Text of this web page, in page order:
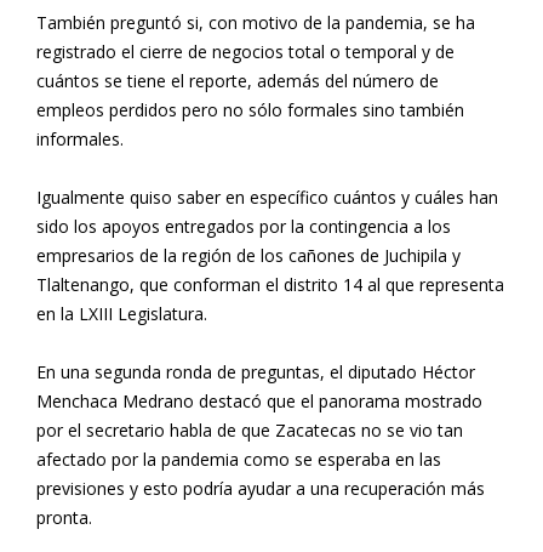
También preguntó si, con motivo de la pandemia, se ha
registrado el cierre de negocios total o temporal y de
cuántos se tiene el reporte, además del número de
empleos perdidos pero no sólo formales sino también
informales.
Igualmente quiso saber en específico cuántos y cuáles han
sido los apoyos entregados por la contingencia a los
empresarios de la región de los cañones de Juchipila y
Tlaltenango, que conforman el distrito 14 al que representa
en la LXIII Legislatura.
En una segunda ronda de preguntas, el diputado Héctor
Menchaca Medrano destacó que el panorama mostrado
por el secretario habla de que Zacatecas no se vio tan
afectado por la pandemia como se esperaba en las
previsiones y esto podría ayudar a una recuperación más
pronta.